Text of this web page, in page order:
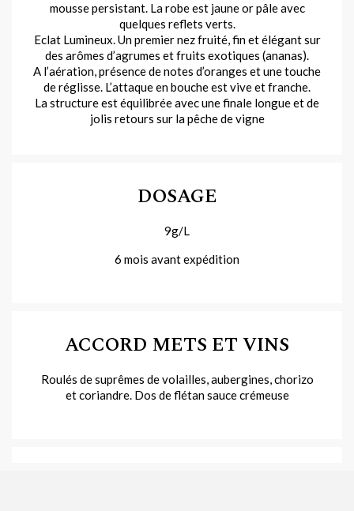
mousse persistant. La robe est jaune or pâle avec
quelques reflets verts.
Eclat Lumineux. Un premier nez fruité, fin et élégant sur
des arômes d’agrumes et fruits exotiques (ananas).
A l’aération, présence de notes d’oranges et une touche
de réglisse. L’attaque en bouche est vive et franche.
La structure est équilibrée avec une finale longue et de
jolis retours sur la pêche de vigne
DOSAGE
9g/L
6 mois avant expédition
ACCORD METS ET VINS
Roulés de suprêmes de volailles, aubergines, chorizo
et coriandre. Dos de flétan sauce crémeuse